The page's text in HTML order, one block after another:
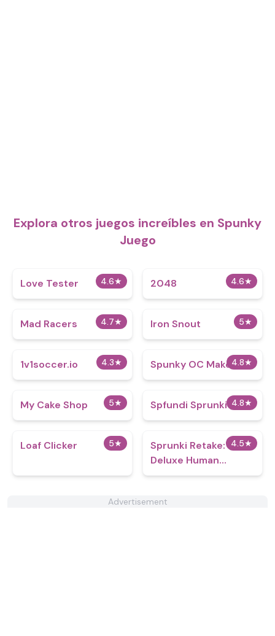
Explora otros juegos increíbles en Spunky
Juego
4.6★
Love Tester 4.6★
2048
4.7★
Mad Racers 5★
Iron Snout
4.3★
1v1soccer.io 4.8★
Spunky OC Maker
5★
My Cake Shop 4.8★
Spfundi Sprunki
5★
Loaf Clicker 4.5★
Sprunki Retake:
Deluxe Human
Edition
Advertisement